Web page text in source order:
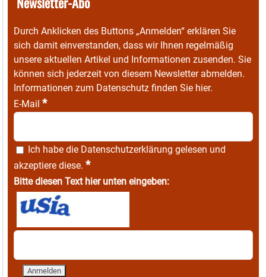
Durch Anklicken des Buttons „Anmelden“ erklären Sie
sich damit einverstanden, dass wir Ihnen regelmäßig
unsere aktuellen Artikel und Informationen zusenden. Sie
können sich jederzeit von diesem Newsletter abmelden.
Informationen zum Datenschutz finden Sie hier.
E-Mail *
Ich habe die Datenschutzerklärung gelesen und
akzeptiere diese. *
Bitte diesen Text hier unten eingeben: